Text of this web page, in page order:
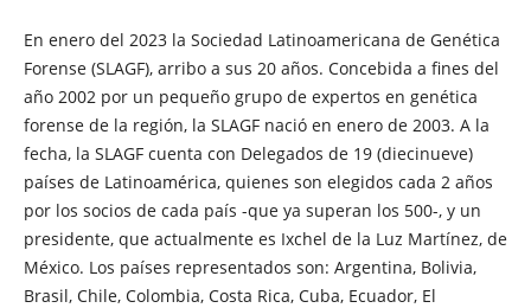
En enero del 2023 la Sociedad Latinoamericana de Genética
Forense (SLAGF), arribo a sus 20 años. Concebida a fines del
año 2002 por un pequeño grupo de expertos en genética
forense de la región, la SLAGF nació en enero de 2003. A la
fecha, la SLAGF cuenta con Delegados de 19 (diecinueve)
países de Latinoamérica, quienes son elegidos cada 2 años
por los socios de cada país -que ya superan los 500-, y un
presidente, que actualmente es Ixchel de la Luz Martínez, de
México. Los países representados son: Argentina, Bolivia,
Brasil, Chile, Colombia, Costa Rica, Cuba, Ecuador, El